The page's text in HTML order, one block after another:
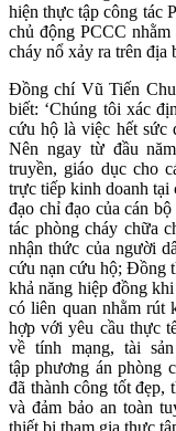
hiện thực tập công tác
chủ động PCCC
cháy nổ xảy ra trên địa
Đồng chí Vũ Tiến
biết: ‘Chúng tôi xác
cứu hộ là việc hết sức
Nên ngay từ đầu
truyền, giáo dục cho
trực tiếp kinh doanh tại
đạo chỉ đạo của cán
tác phòng cháy chữa
nhận thức của người
cứu nạn cứu hộ; Đồng
khả năng hiệp đồng
có liên quan nhằm rút
hợp với yêu cầu thực
về tính mạng, tài
tập phương án phòng
đã thành công tốt đẹp,
và đảm bảo an toàn